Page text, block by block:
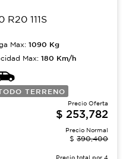
R20 111S
Max: 1090 Kg
Max: 180 Km/h
TERRENO
Precio Oferta
$ 253,782
Precio Normal
$ 390,400
Precio total por 4